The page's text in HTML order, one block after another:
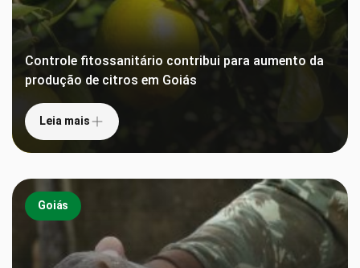
Controle fitossanitário contribui para aumento da
produção de citros em Goiás
Leia mais
Goiás